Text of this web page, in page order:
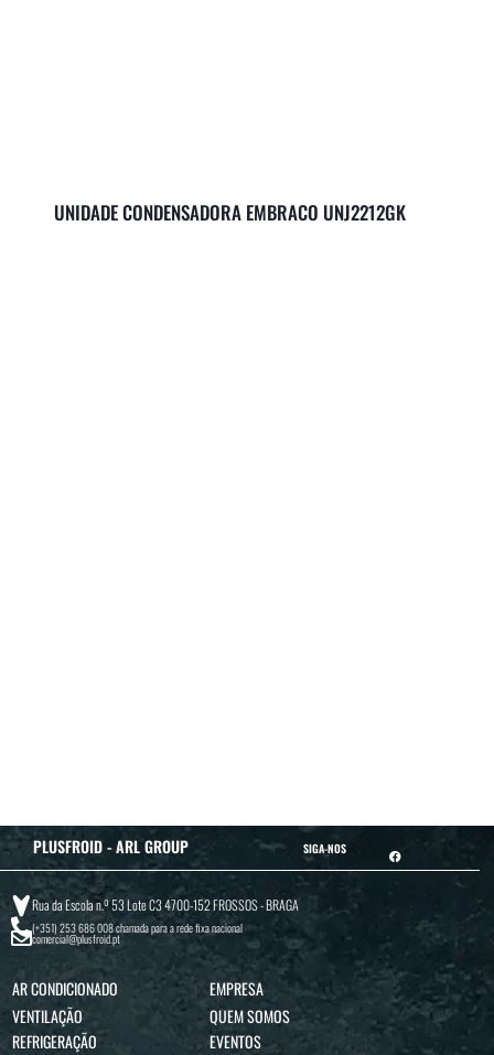
UNIDADE CONDENSADORA EMBRACO UNJ2212GK
PLUSFROID - ARL GROUP SIGA-NOS
Rua da Escola n.º 53 Lote C3 4700-152 FROSSOS - BRAGA
(+351) 253 686 008chamada para a rede fixa nacional
comercial@plusfroid.pt
AR CONDICIONADO
VENTILAÇÃO
REFRIGERAÇÃO
EMPRESA
QUEM SOMOS
EVENTOS